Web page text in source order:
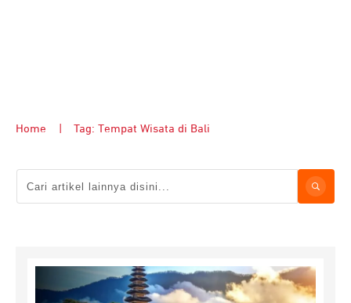
Home Tag: Tempat Wisata di Bali